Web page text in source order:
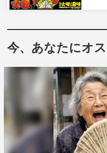
『東大王SP』
2021年4月28日（水）後7・
この記事の写真
©TBS
今、あなたにオ